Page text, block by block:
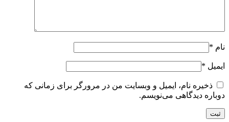
نام *
ایمیل *
ذخیره نام، ایمیل و وبسایت من در مرورگر برای زمانی که
دوباره دیدگاهی می‌نویسم.